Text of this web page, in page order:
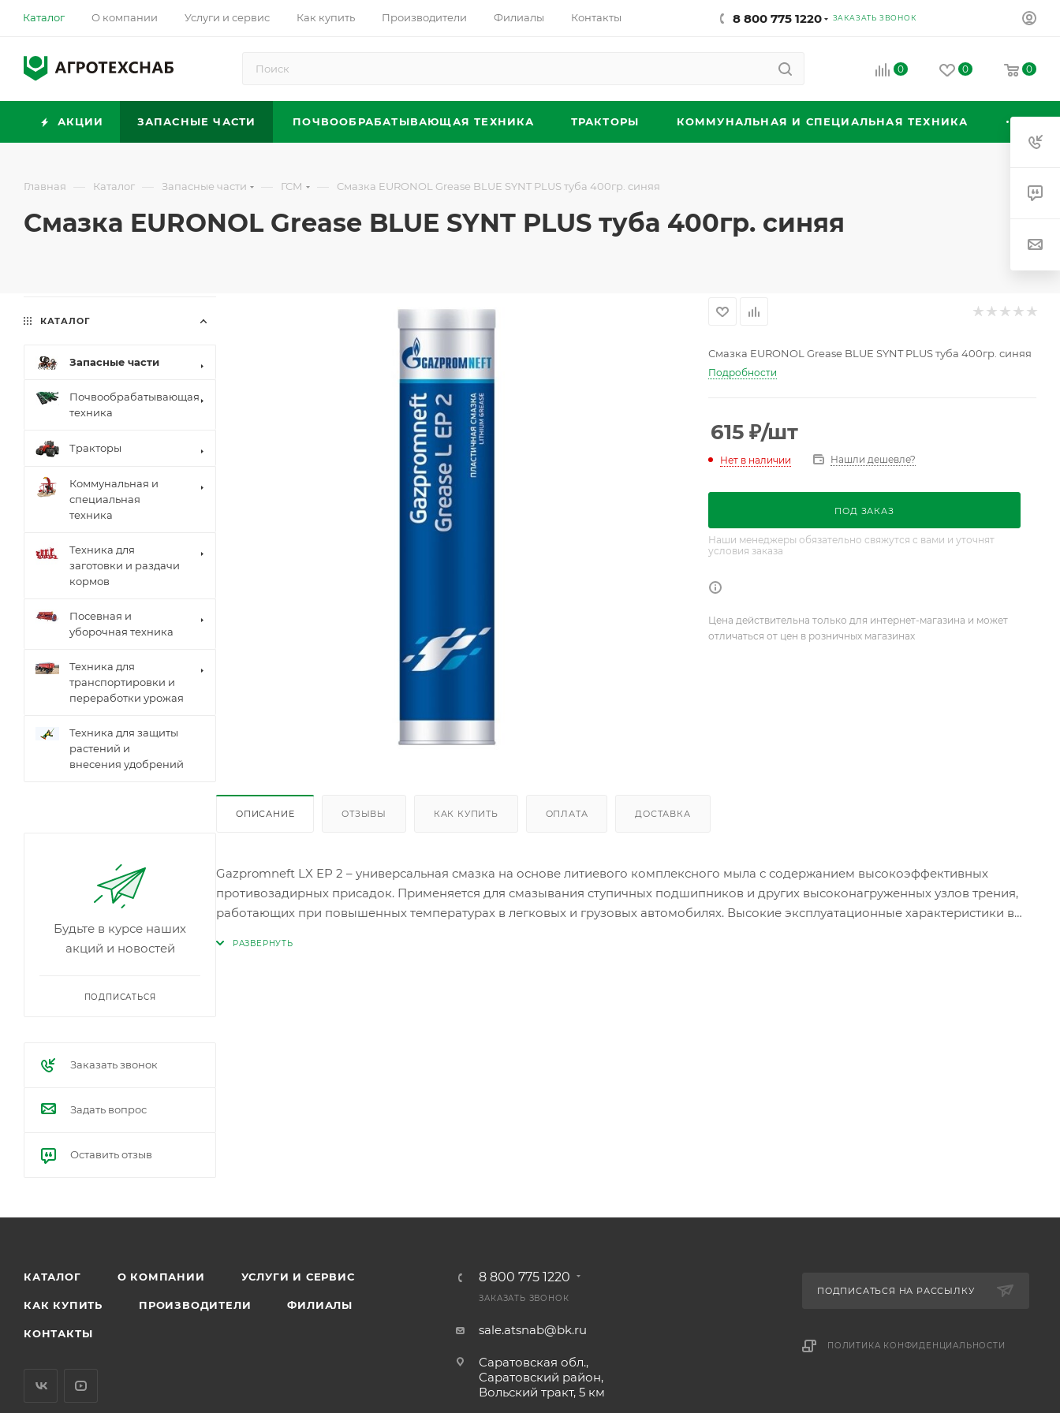
Каталог О компании Услуги и сервис Как купить Производители Филиалы Контакты 8 800 775 1220 ЗАКАЗАТЬ ЗВОНОК
0 0 0
АКЦИИ ЗАПАСНЫЕ ЧАСТИ ПОЧВООБРАБАТЫВАЮЩАЯ ТЕХНИКА ТРАКТОРЫ КОММУНАЛЬНАЯ И СПЕЦИАЛЬНАЯ ТЕХНИКА
Главная — Каталог — Запасные части — ГСМ — Смазка EURONOL Grease BLUE SYNT PLUS туба 400гр. синяя
Смазка EURONOL Grease BLUE SYNT PLUS туба 400гр. синяя
Смазка EURONOL Grease BLUE SYNT PLUS туба 400гр. синяя
Подробности
615 ₽/шт
Нет в наличии Нашли дешевле?
ПОД ЗАКАЗ
Наши менеджеры обязательно свяжутся с вами и уточнят
условия заказа
Цена действительна только для интернет-магазина и может
отличаться от цен в розничных магазинах
ОПИСАНИЕ ОТЗЫВЫ КАК КУПИТЬ ОПЛАТА ДОСТАВКА
Gazpromneft LX EP 2 – универсальная смазка на основе литиевого комплексного мыла с содержанием высокоэффективных
противозадирных присадок. Применяется для смазывания ступичных подшипников и других высоконагруженных узлов трения,
работающих при повышенных температурах в легковых и грузовых автомобилях. Высокие эксплуатационные характеристики в
КАТАЛОГ
Запасные части
Почвообрабатывающая
техника
Тракторы
Коммунальная и
специальная
техника
Техника для
заготовки и раздачи
кормов
Посевная и
уборочная техника
Техника для
транспортировки и
переработки урожая
Техника для защиты
растений и
внесения удобрений
Будьте в курсе наших
акций и новостей
ПОДПИСАТЬСЯ
Заказать звонок
Задать вопрос
Оставить отзыв
КАТАЛОГ О КОМПАНИИ УСЛУГИ И СЕРВИС
КАК КУПИТЬ ПРОИЗВОДИТЕЛИ ФИЛИАЛЫ
КОНТАКТЫ
8 800 775 1220
ЗАКАЗАТЬ ЗВОНОК
sale.atsnab@bk.ru
Саратовская обл.,
Саратовский район,
Вольский тракт, 5 км
ПОДПИСАТЬСЯ НА РАССЫЛКУ
ПОЛИТИКА КОНФИДЕНЦИАЛЬНОСТИ